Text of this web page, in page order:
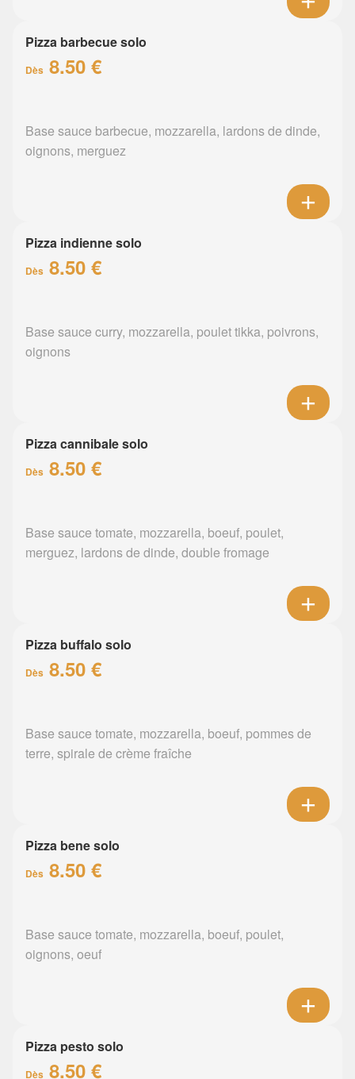
Pizza barbecue solo
Dès 8.50 €
Base sauce barbecue, mozzarella, lardons de dinde,
oignons, merguez
Pizza indienne solo
Dès 8.50 €
Base sauce curry, mozzarella, poulet tikka, poivrons,
oignons
Pizza cannibale solo
Dès 8.50 €
Base sauce tomate, mozzarella, boeuf, poulet,
merguez, lardons de dinde, double fromage
Pizza buffalo solo
Dès 8.50 €
Base sauce tomate, mozzarella, boeuf, pommes de
terre, spirale de crème fraîche
Pizza bene solo
Dès 8.50 €
Base sauce tomate, mozzarella, boeuf, poulet,
oignons, oeuf
Pizza pesto solo
Dès 8.50 €